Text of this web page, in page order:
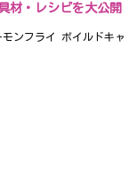
材・レシピを大公開
ンフライ ボイルドキャ